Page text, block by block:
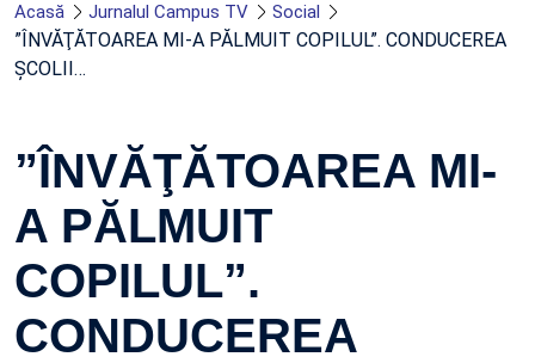
Acasă Jurnalul Campus TV Social
”ÎNVĂŢĂTOAREA MI-A PĂLMUIT COPILUL”. CONDUCEREA
ŞCOLII…
”ÎNVĂŢĂTOAREA MI-
A PĂLMUIT
COPILUL”.
CONDUCEREA